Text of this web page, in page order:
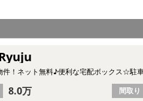
件！ネット無料♪便利な宅配ボックス☆駐
8.0万 間取り